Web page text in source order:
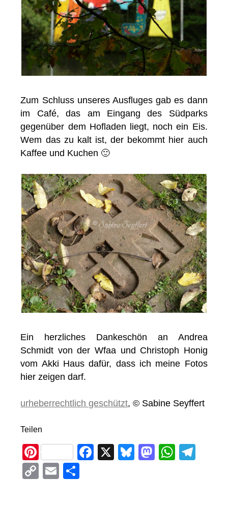
Zum Schluss unseres Ausfluges gab es dann
im Café, das am Eingang des Südparks
gegenüber dem Hofladen liegt, noch ein Eis.
Wem das zu kalt ist, der bekommt hier auch
Kaffee und Kuchen 🙂
Ein herzliches Dankeschön an Andrea
Schmidt von der Wfaa und Christoph Honig
vom Akki Haus dafür, dass ich meine Fotos
hier zeigen darf.
urheberrechtlich geschützt, © Sabine Seyffert
Teilen
Pi
nt
er
F
X
Bl
M
W
C
E